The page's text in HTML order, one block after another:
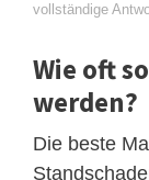
vollständige
Wie oft
werden?
Die beste